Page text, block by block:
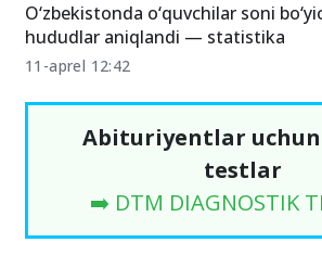
O‘zbekistonda o‘quvchilar soni
hududlar aniqlandi — statistika
11-aprel 12:42
Abituriyentlar
testlar
➡️ DTM DIAGNOSTIK